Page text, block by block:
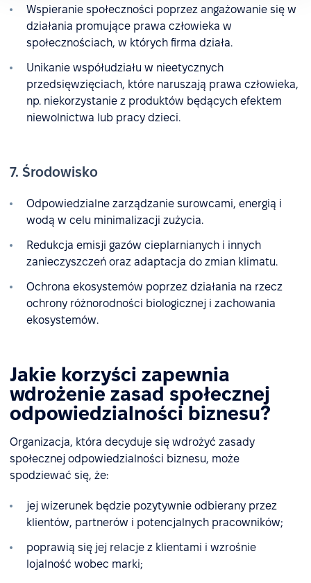
Wspieranie społeczności poprzez angażowanie się w
działania promujące prawa człowieka w
społecznościach, w których firma działa.
Unikanie współudziału w nieetycznych
przedsięwzięciach, które naruszają prawa człowieka,
np. niekorzystanie z produktów będących efektem
niewolnictwa lub pracy dzieci.
7. Środowisko
Odpowiedzialne zarządzanie surowcami, energią i
wodą w celu minimalizacji zużycia.
Redukcja emisji gazów cieplarnianych i innych
zanieczyszczeń oraz adaptacja do zmian klimatu.
Ochrona ekosystemów poprzez działania na rzecz
ochrony różnorodności biologicznej i zachowania
ekosystemów.
Jakie korzyści zapewnia
wdrożenie zasad społecznej
odpowiedzialności biznesu?
Organizacja, która decyduje się wdrożyć zasady
społecznej odpowiedzialności biznesu, może
spodziewać się, że:
jej wizerunek będzie pozytywnie odbierany przez
klientów, partnerów i potencjalnych pracowników;
poprawią się jej relacje z klientami i wzrośnie
lojalność wobec marki;